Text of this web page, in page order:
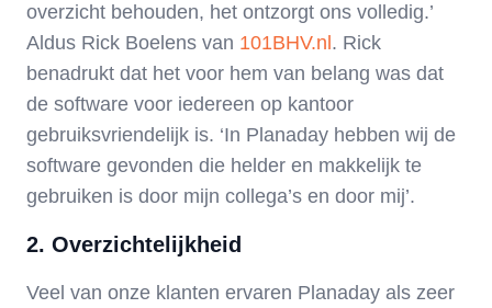
overzicht behouden, het ontzorgt ons volledig.’
Aldus Rick Boelens van 101BHV.nl . Rick
benadrukt dat het voor hem van belang was dat
de software voor iedereen op kantoor
gebruiksvriendelijk is. ‘In Planaday hebben wij de
software gevonden die helder en makkelijk te
gebruiken is door mijn collega’s en door mij’.
2. Overzichtelijkheid
Veel van onze klanten ervaren Planaday als zeer